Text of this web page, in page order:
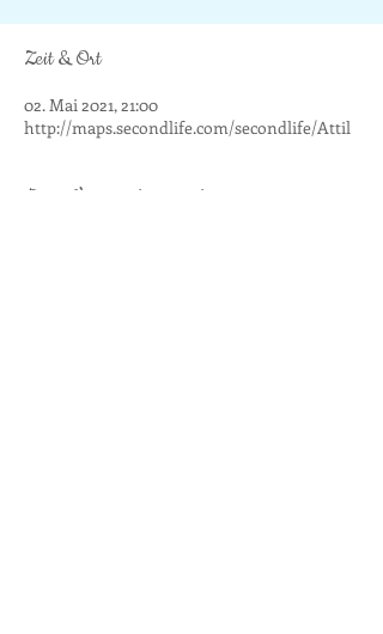
Zeit & Ort
02. Mai 2021, 21:00
http://maps.secondlife.com/secondlife/Attil
Diese Veranstaltung teilen